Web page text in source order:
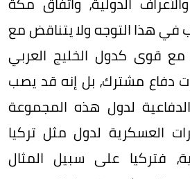
في هذا التوجه ولا يتناقض مع
مع قوى كدول الخليج العربي
دفاع مشترك، بل إنه قد يصب
لدول هذه المجموعة
العسكرية لدول مثل تركيا
فتركيا على سبيل المثال